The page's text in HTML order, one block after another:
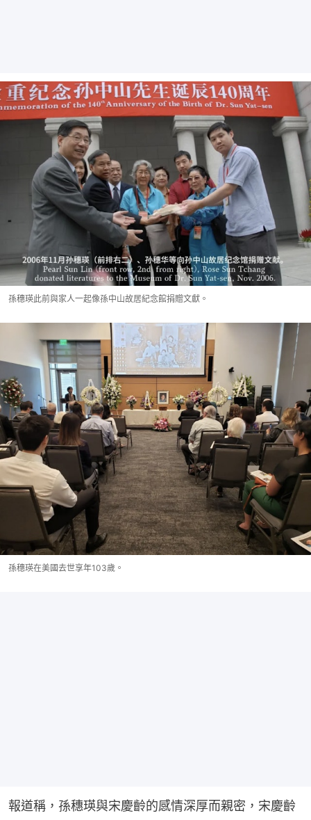
孫穗瑛此前與家人一起像孫中山故居紀念館捐贈文獻。
孫穗瑛在美國去世享年103歲。
報道稱，孫穗瑛與宋慶齡的感情深厚而親密，宋慶齡